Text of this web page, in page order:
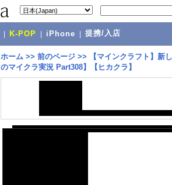
K-POP iPhone 提携/入店
ホーム >> 前のページ >>
【マインクラフト】新
のマイクラ実況 Part308】【ヒカクラ】